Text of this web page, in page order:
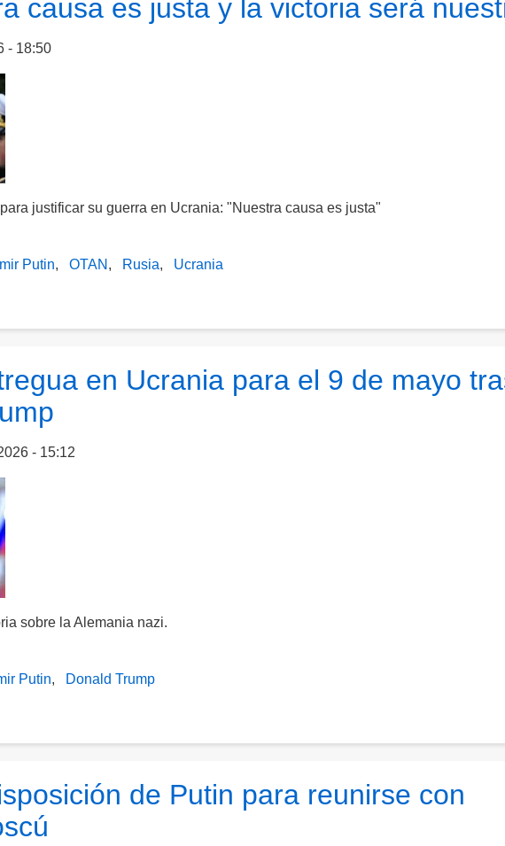
causa es justa y la victoria será
- 18:50
justificar su guerra en Ucrania: "Nuestra causa es justa"
Putin OTAN Rusia Ucrania
en Ucrania para el 9 de mayo
- 15:12
sobre la Alemania nazi.
Putin Donald Trump
de Putin para reunirse con